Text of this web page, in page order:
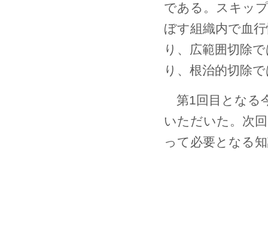
である。スキッ
ぼす組織内で血
り、広範囲切除
り、根治的切除
第1回目となる
いただいた。次
って必要となる